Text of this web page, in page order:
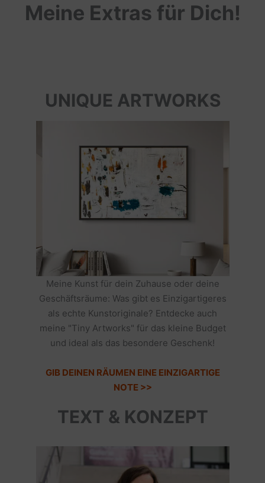
Meine Extras für Dich!
UNIQUE ARTWORKS
Meine Kunst für dein Zuhause oder deine
Geschäftsräume: Was gibt es Einzigartigeres
als echte Kunstoriginale? Entdecke auch
meine "Tiny Artworks" für das kleine Budget
und ideal als das besondere Geschenk!
GIB DEINEN RÄUMEN EINE EINZIGARTIGE
NOTE >>
TEXT & KONZEPT